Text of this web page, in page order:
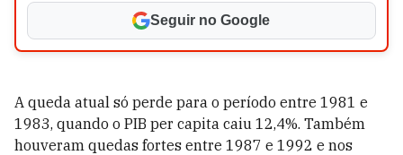
Seguir no Google
A queda atual só perde para o período entre 1981 e
1983, quando o PIB per capita caiu 12,4%. Também
houveram quedas fortes entre 1987 e 1992 e nos